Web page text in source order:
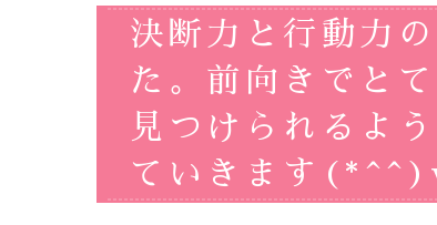
決断力と行動力
た。前向きでと
見つけられるよ
ていきます